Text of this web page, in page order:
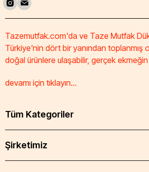
Tazemutfak.com'da ve Taze Mutfak
Türkiye'nin dört bir yanından toplanmış
doğal ürünlere ulaşabilir, gerçek
devamı için tıklayın...
Tüm Kategoriler
Şirketimiz